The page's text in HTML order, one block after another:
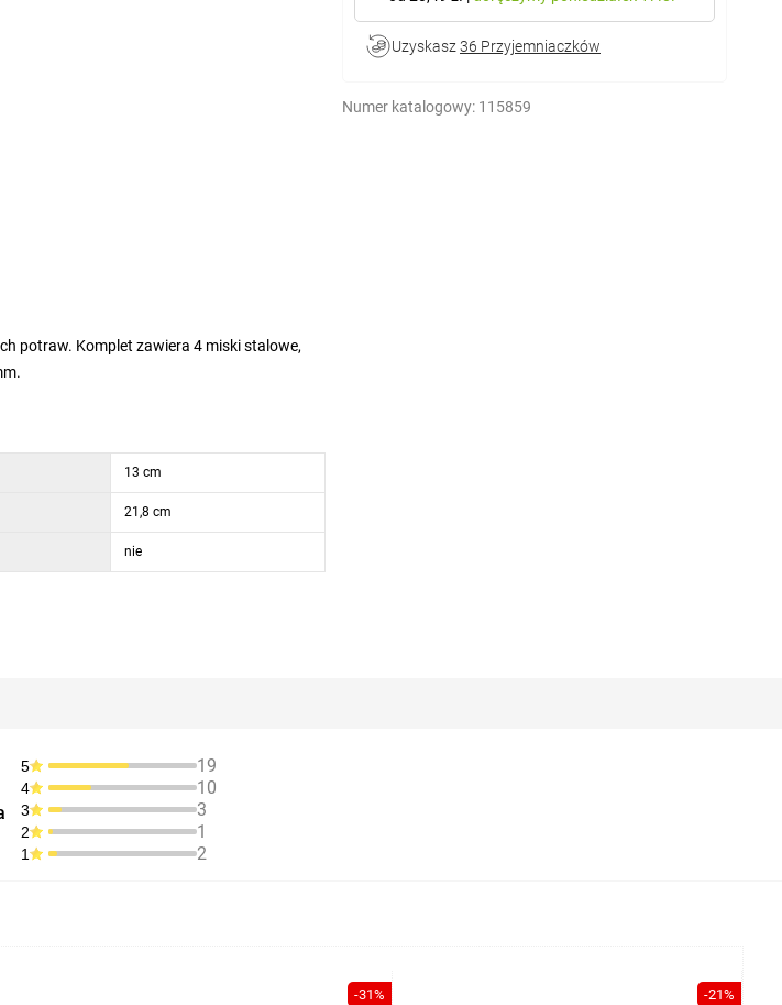
Uzyskasz 36 Przyjemniaczków
Numer katalogowy: 115859
potraw. Komplet zawiera 4 miski stalowe,
13 cm
21,8 cm
nie
5 19
4 10
3 3
2 1
1 2
-31% -21%